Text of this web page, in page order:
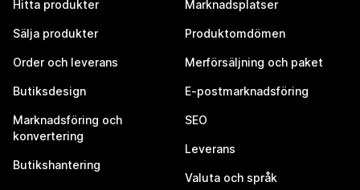
Hitta produkter
Sälja produkter
Order och leverans
Butiksdesign
Marknadsföring och
konvertering
Butikshantering
Marknadsplatser
Produktomdömen
Merförsäljning och paket
E-postmarknadsföring
SEO
Leverans
Valuta och språk